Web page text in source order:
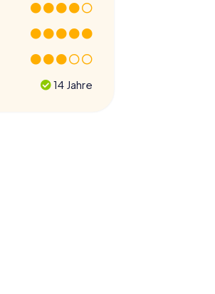
14 Jahre